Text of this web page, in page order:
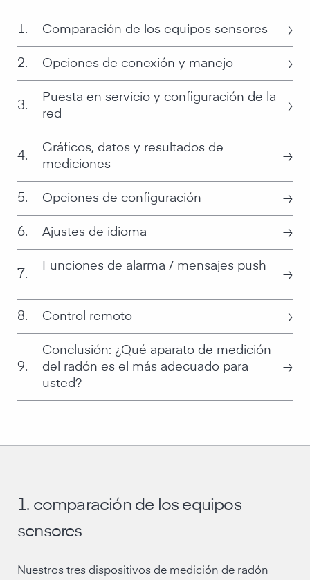
1. Comparación de los equipos sensores ≥
2. Opciones de conexión y manejo ≥
3.
Puesta en servicio y configuración de la
red
≥
4.
Gráficos, datos y resultados de
mediciones
≥
5. Opciones de configuración ≥
6. Ajustes de idioma ≥
7.
Funciones de alarma / mensajes push ≥
8. Control remoto ≥
9.
Conclusión: ¿Qué aparato de medición
del radón es el más adecuado para
usted?
≥
1. comparación de los equipos
sensores
Nuestros tres dispositivos de medición de radón